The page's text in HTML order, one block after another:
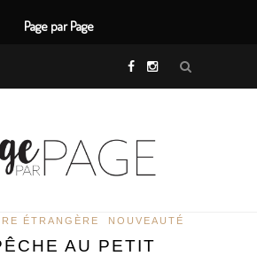
ÉTRANGÈRE NOUVEAUTÉ
AU PETIT
Page par Page